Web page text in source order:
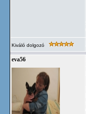
Kiváló dolgozó
eva56